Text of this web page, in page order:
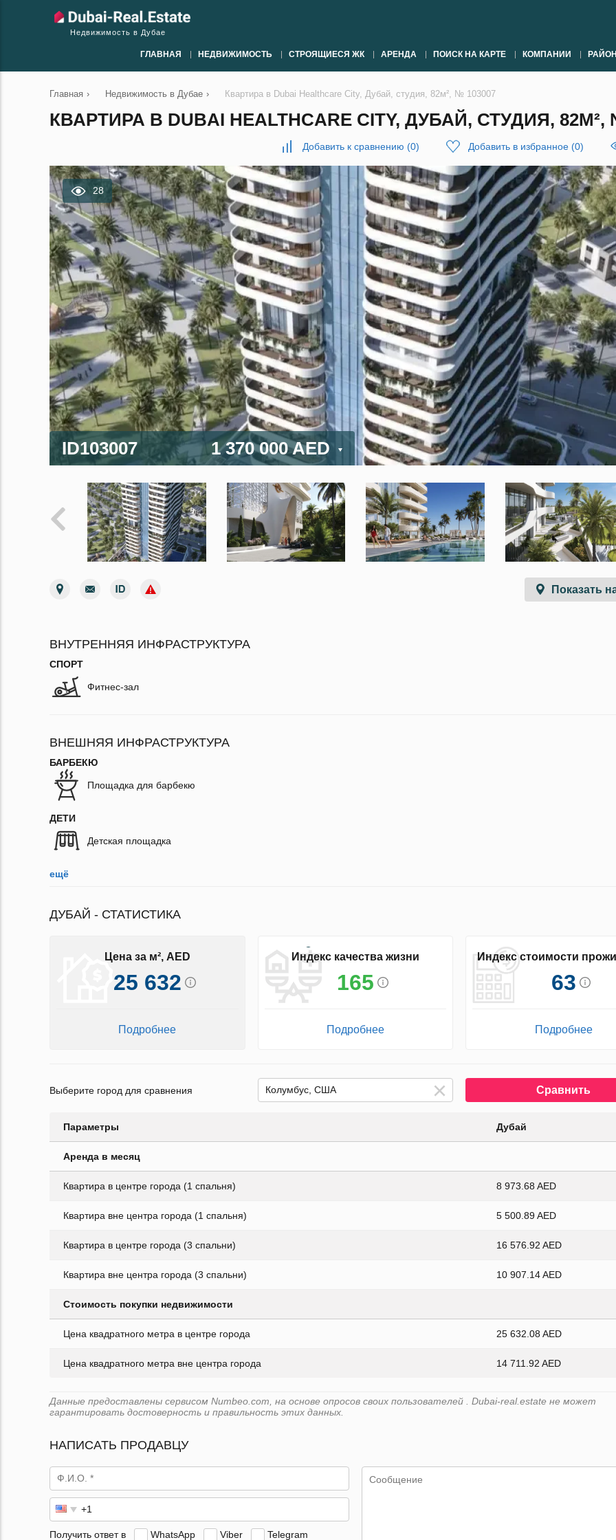
Недвижимость в Дубае
ГЛАВНАЯ НЕДВИЖИМОСТЬ СТРОЯЩИЕСЯ ЖК АРЕНДА ПОИСК НА КАРТЕ КОМПАНИИ
Главная › Недвижимость в Дубае › Квартира в Dubai Healthcare City, Дубай, студия, 82м², № 103007
КВАРТИРА В DUBAI HEALTHCARE CITY, ДУБАЙ, СТУДИЯ, 82М²,
Добавить к сравнению (0) Добавить в избранное (0)
28
ID103007 1 370 000 AED
Показать
ВНУТРЕННЯЯ ИНФРАСТРУКТУРА
СПОРТ
Фитнес-зал
ВНЕШНЯЯ ИНФРАСТРУКТУРА
БАРБЕКЮ
Площадка для барбекю
ДЕТИ
Детская площадка
ещё
ДУБАЙ - СТАТИСТИКА
Цена за м², AED
25 632
Подробнее
Индекс качества жизни
165
Подробнее
Индекс стоимости
63
Подробнее
Выберите город для сравнения Сравнить
Параметры Дубай
Аренда в месяц
Квартира в центре города (1 спальня) 8 973.68 AED
Квартира вне центра города (1 спальня) 5 500.89 AED
Квартира в центре города (3 спальни) 16 576.92 AED
Квартира вне центра города (3 спальни) 10 907.14 AED
Стоимость покупки недвижимости
Цена квадратного метра в центре города 25 632.08 AED
Цена квадратного метра вне центра города 14 711.92 AED
Данные предоставлены сервисом Numbeo.com, на основе опросов своих пользователей . Dubai-real.estate не может
гарантировать достоверность и правильность этих данных.
НАПИСАТЬ ПРОДАВЦУ
Получить ответ в WhatsApp Viber Telegram